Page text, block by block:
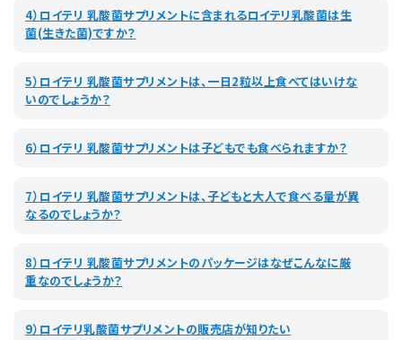
4）ロイテリ 乳酸菌サプリメントに含まれるロイテリ乳酸菌は生
菌(生きた菌)ですか？
5）ロイテリ 乳酸菌サプリメントは、一日2粒以上食べてはいけな
いのでしょうか？
6）ロイテリ 乳酸菌サプリメントは子どもでも食べられますか？
7）ロイテリ 乳酸菌サプリメントは、子どもと大人で食べる量が異
なるのでしょうか？
8）ロイテリ 乳酸菌サプリメントのパッケージはなぜこんなに厳
重なのでしょうか？
9）ロイテリ乳酸菌サプリメントの販売店が知りたい